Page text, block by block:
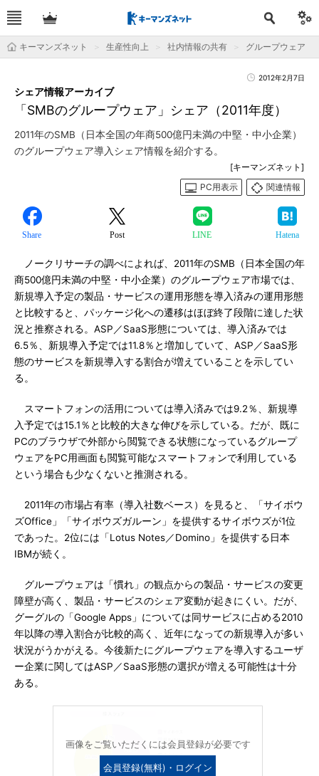
キーマンズネット 生産性向上 社内情報の共有 グループウェア
2012年2月7日
「SMBのグループウェア」シェア（2011年度）
シェア情報アーカイブ
2011年のSMB（日本全国の年商500億円未満の中堅・中小企業）
のグループウェア導入シェア情報を紹介する。
[キーマンズネット]
PC用表示
関連情報
Share Post LINE Hatena
ノークリサーチの調べによれば、2011年のSMB（日本全国の年
商500億円未満の中堅・中小企業）のグループウェア市場では、
新規導入予定の製品・サービスの運用形態を導入済みの運用形態
と比較すると、パッケージ化への遷移はほぼ終了段階に達した状
況と推察される。ASP／SaaS形態については、導入済みでは
6.5％、新規導入予定では11.8％と増加していて、ASP／SaaS形
態のサービスを新規導入する割合が増えていることを示してい
る。
スマートフォンの活用については導入済みでは9.2％、新規導
入予定では15.1％と比較的大きな伸びを示している。だが、既に
PCのブラウザで外部から閲覧できる状態になっているグループ
ウェアをPC用画面も閲覧可能なスマートフォンで利用している
という場合も少なくないと推測される。
2011年の市場占有率（導入社数ベース）を見ると、「サイボウ
ズOffice」「サイボウズガルーン」を提供するサイボウズが1位
であった。2位には「Lotus Notes／Domino」を提供する日本
IBMが続く。
グループウェアは「慣れ」の観点からの製品・サービスの変更
障壁が高く、製品・サービスのシェア変動が起きにくい。だが、
グーグルの「Google Apps」については同サービスに占める2010
年以降の導入割合が比較的高く、近年になっての新規導入が多い
状況がうかがえる。今後新たにグループウェアを導入するユーザ
ー企業に関してはASP／SaaS形態の選択が増える可能性は十分
ある。
画像をご覧いただくには会員登録が必要です
会員登録(無料)・ログイン